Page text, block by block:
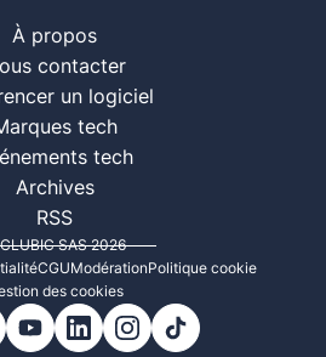
À propos
contacter
un logiciel
tech
tech
Archives
RSS
SAS 2026
CGUModérationPolitique cookie
des cookies